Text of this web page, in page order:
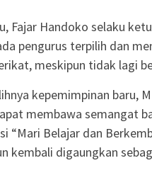
Fajar Handoko selaku
pengurus terpilih dan
meskipun tidak lagi
kepemimpinan baru,
membawa semangat
“Mari Belajar dan
kembali digaungkan